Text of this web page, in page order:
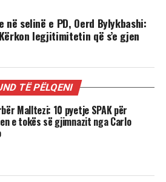
në selinë e PD, Oerd Bylykbashi:
legjitimitetin që s’e gjen
TË PËLQENI
Malltezi: 10 pyetje SPAK për
e tokës së gjimnazit nga Carlo